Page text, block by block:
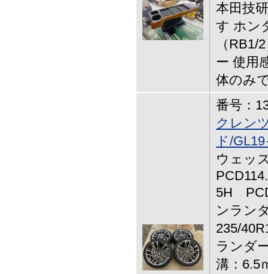
本田技
す ホン
（RB1/
ー 使用
体のみ
番号：
クレン
ド/
ウェ
5H
ンラン
235/
ランダ
溝：6.5